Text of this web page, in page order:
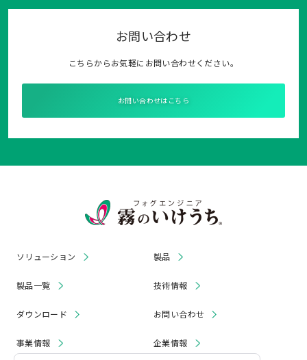
お問い合わせ
こちらからお気軽にお問い合わせください。
お問い合わせはこちら
ソリューション 製品
製品一覧 技術情報
ダウンロード お問い合わせ
事業情報 企業情報